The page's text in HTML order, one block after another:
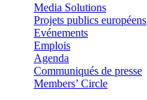
Media Solutions
Projets publics européens
Evénements
Emplois
Agenda
Communiqués de presse
Members’ Circle